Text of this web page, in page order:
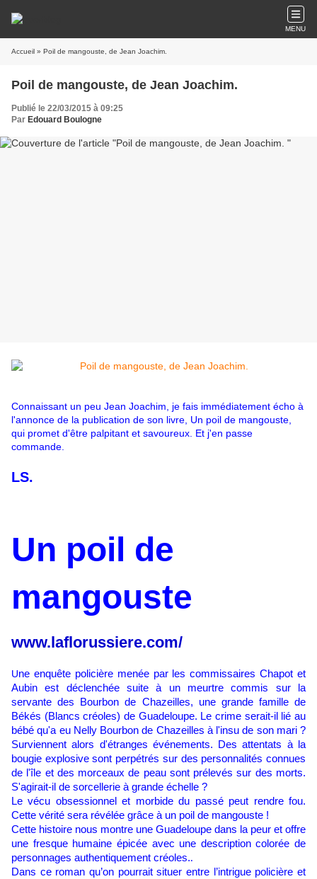
MENU
Accueil » Poil de mangouste, de Jean Joachim.
Poil de mangouste, de Jean Joachim.
Publié le 22/03/2015 à 09:25
Par Edouard Boulogne
Connaissant un peu Jean Joachim, je fais immédiatement écho à
l'annonce de la publication de son livre, Un poil de mangouste,
qui promet d'être palpitant et savoureux. Et j'en passe
commande.
LS.
Un poil de
mangouste
www.laflorussiere.com/
Une enquête policière menée par les commissaires Chapot et
Aubin est déclenchée suite à un meurtre commis sur la
servante des Bourbon de Chazeilles, une grande famille de
Békés (Blancs créoles) de Guadeloupe. Le crime serait-il lié au
bébé qu'a eu Nelly Bourbon de Chazeilles à l'insu de son mari ?
Surviennent alors d'étranges événements. Des attentats à la
bougie explosive sont perpétrés sur des personnalités connues
de l'île et des morceaux de peau sont prélevés sur des morts.
S'agirait-il de sorcellerie à grande échelle ?
Le vécu obsessionnel et morbide du passé peut rendre fou.
Cette vérité sera révélée grâce à un poil de mangouste !
Cette histoire nous montre une Guadeloupe dans la peur et offre
une fresque humaine épicée avec une description colorée de
personnages authentiquement créoles..
Dans ce roman qu’on pourrait situer entre l’intrigue policière et